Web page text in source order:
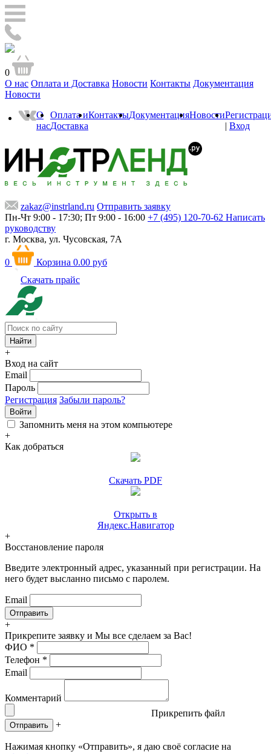
0
О нас Оплата и Доставка Новости Контакты Документация
Новости
О
нас
Оплата и
Доставка
КонтактыДокументацияНовости
| Вход
zakaz@instrland.ru Отправить заявку
Пн-Чт 9:00 - 17:30; Пт 9:00 - 16:00 +7 (495) 120-70-62 Написать
руководству
г. Москва, ул. Чусовская, 7А
0 Корзина 0.00 руб
Скачать прайс
+
Вход на сайт
Email
Пароль
Регистрация Забыли пароль?
Войти
Запомнить меня на этом компьютере
+
Как добраться
Скачать PDF
Открыть в
Яндекс.Навигатор
+
Восстановление пароля
Введите электронный адрес, указанный при регистрации. На
него будет высланно письмо с паролем.
Email
+
Прикрепите заявку и Мы все сделаем за Вас!
ФИО *
Телефон *
Email
Комментарий
Прикрепить файл
Отправить +
Нажимая кнопку «Отправить», я даю своё согласие на